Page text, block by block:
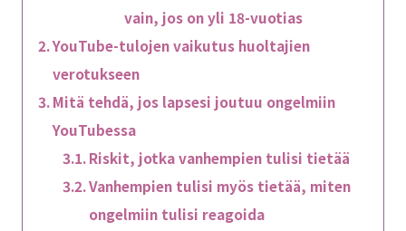
vain, jos on yli 18-vuotias
YouTube-tulojen vaikutus huoltajien
verotukseen
Mitä tehdä, jos lapsesi joutuu ongelmiin
YouTubessa
Riskit, jotka vanhempien tulisi tietää
Vanhempien tulisi myös tietää, miten
ongelmiin tulisi reagoida